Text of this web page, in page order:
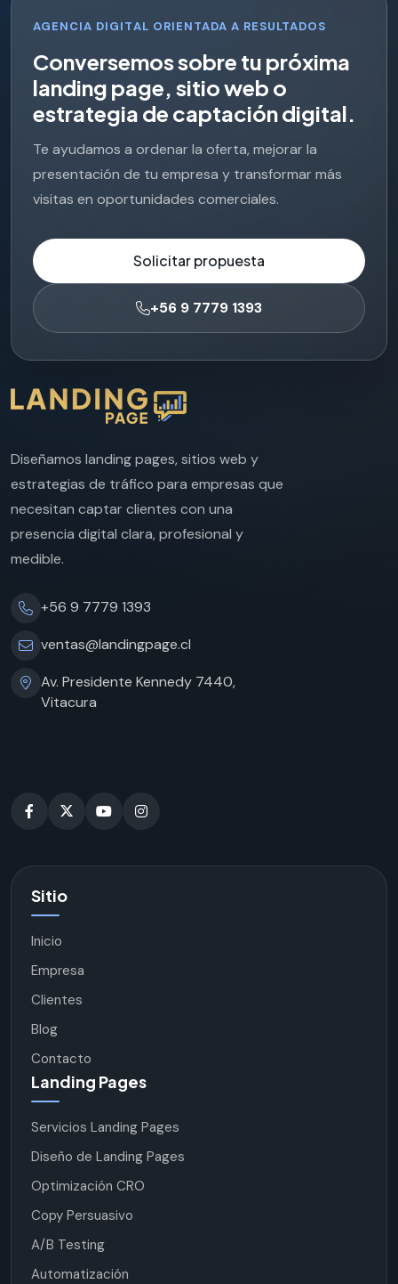
AGENCIA DIGITAL ORIENTADA A RESULTADOS
Conversemossobre tu próxima
landing page, sitioweb o
estrategia de captacióndigital.
Te ayudamos a ordenar la oferta, mejorar la
presentación de tu empresa y transformar más
visitas en oportunidades comerciales.
Solicitar propuesta
+56 9 7779 1393
Diseñamos landing pages, sitios web y
estrategias de tráfico para empresas que
necesitan captar clientes con una
presencia digital clara, profesional y
medible.
+56 9 7779 1393
ventas@landingpage.cl
Av. Presidente Kennedy 7440,
Vitacura
Sitio
Inicio
Empresa
Clientes
Blog
Contacto
Landing Pages
Servicios Landing Pages
Diseño de Landing Pages
Optimización CRO
Copy Persuasivo
A/B Testing
Automatización